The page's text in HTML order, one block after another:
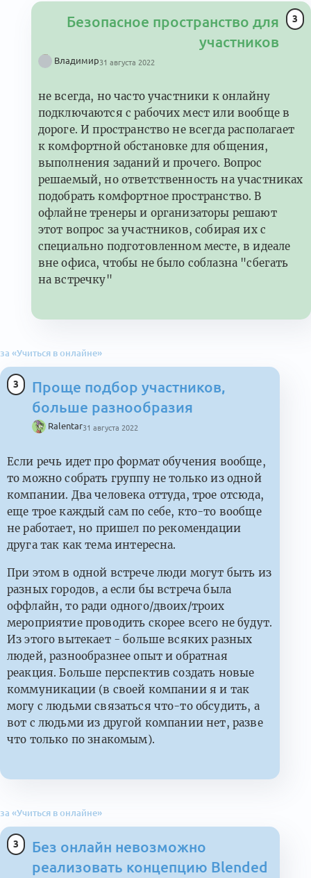
Безопасное пространство для
участников
Владимир31 августа 2022
3
не всегда, но часто участники к онлайну
подключаются с рабочих мест или вообще в
дороге. И пространство не всегда располагает
к комфортной обстановке для общения,
выполнения заданий и прочего. Вопрос
решаемый, но ответственность на участниках
подобрать комфортное пространство. В
офлайне тренеры и организаторы решают
этот вопрос за участников, собирая их с
специально подготовленном месте, в идеале
вне офиса, чтобы не было соблазна "сбегать
на встречку"
за «Учиться в онлайне»
Проще подбор участников,
больше разнообразия
Ralentar31 августа 2022
3
Если речь идет про формат обучения вообще,
то можно собрать группу не только из одной
компании. Два человека оттуда, трое отсюда,
еще трое каждый сам по себе, кто-то вообще
не работает, но пришел по рекомендации
друга так как тема интересна.
При этом в одной встрече люди могут быть из
разных городов, а если бы встреча была
оффлайн, то ради одного/двоих/троих
мероприятие проводить скорее всего не будут.
Из этого вытекает - больше всяких разных
людей, разнообразнее опыт и обратная
реакция. Больше перспектив создать новые
коммуникации (в своей компании я и так
могу с людьми связаться что-то обсудить, а
вот с людьми из другой компании нет, разве
что только по знакомым).
за «Учиться в онлайне»
Без онлайн невозможно
реализовать концепцию Blended
3